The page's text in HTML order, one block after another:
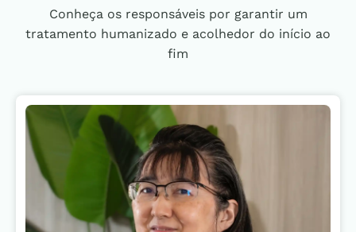
Conheça os responsáveis por garantir um
tratamento humanizado e acolhedor do início ao
fim